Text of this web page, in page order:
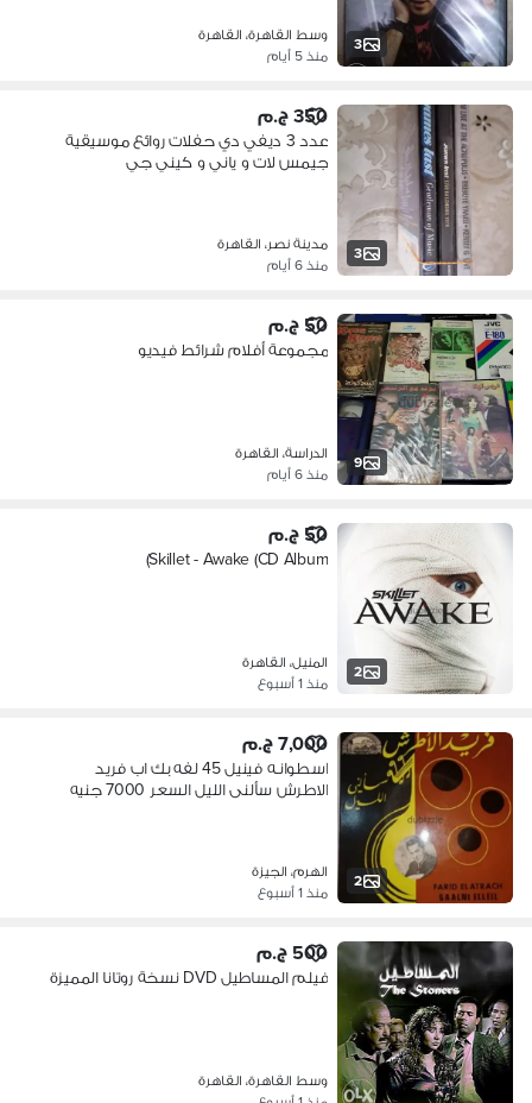
3
وسط القاهرة، القاهرة
منذ 5 أيام
3
350 ج.م
عدد 3 ديفي دي حفلات روائع موسيقية
جيمس لات و ياني و كيني جي
مدينة نصر، القاهرة
منذ 6 أيام
9
50 ج.م
مجموعة أفلام شرائط فيديو
الدراسة، القاهرة
منذ 6 أيام
2
50 ج.م
Skillet - Awake (CD Album)
المنيل، القاهرة
منذ 1 أسبوع
2
7,000 ج.م
اسطوانـه فينيل 45 لفه بك اب فريد
الاطرش سألنى الليل السعر 7000 جنيه
الهرم، الجيزة
منذ 1 أسبوع
500 ج.م
فيلم المساطيل DVD نسخة روتانا المميزة
وسط القاهرة، القاهرة